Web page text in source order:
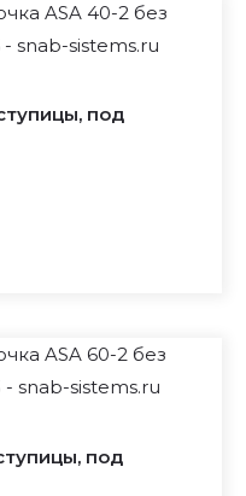
под
под